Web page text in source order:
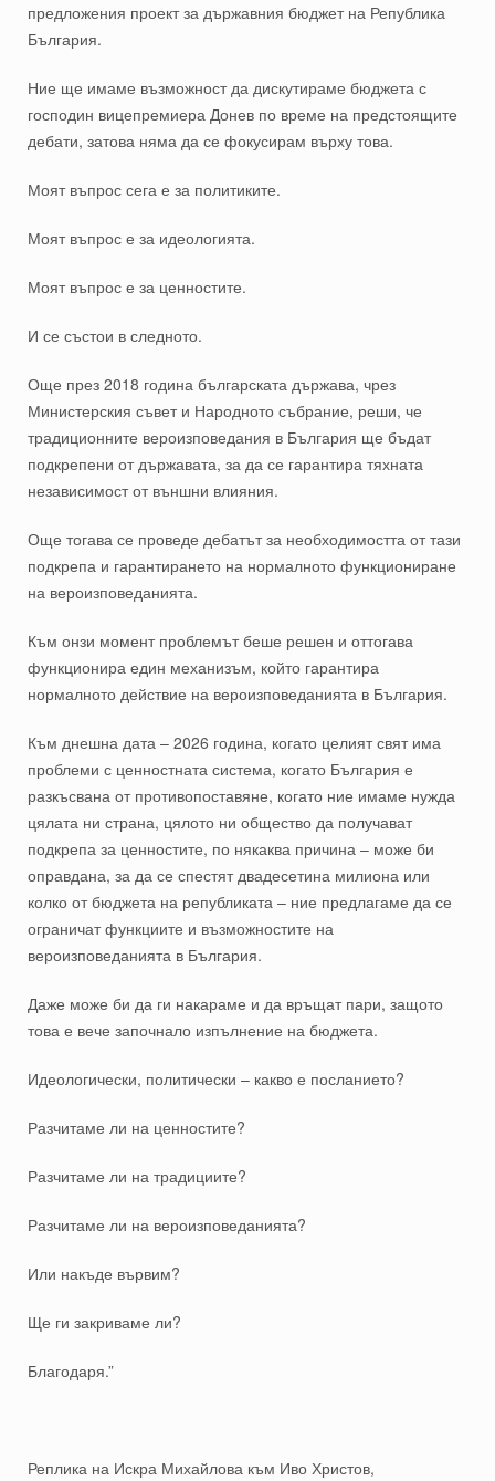
предложения проект за държавния бюджет на Република
България.
Ние ще имаме възможност да дискутираме бюджета с
господин вицепремиера Донев по време на предстоящите
дебати, затова няма да се фокусирам върху това.
Моят въпрос сега е за политиките.
Моят въпрос е за идеологията.
Моят въпрос е за ценностите.
И се състои в следното.
Още през 2018 година българската държава, чрез
Министерския съвет и Народното събрание, реши, че
традиционните вероизповедания в България ще бъдат
подкрепени от държавата, за да се гарантира тяхната
независимост от външни влияния.
Още тогава се проведе дебатът за необходимостта от тази
подкрепа и гарантирането на нормалното функциониране
на вероизповеданията.
Към онзи момент проблемът беше решен и оттогава
функционира един механизъм, който гарантира
нормалното действие на вероизповеданията в България.
Към днешна дата – 2026 година, когато целият свят има
проблеми с ценностната система, когато България е
разкъсвана от противопоставяне, когато ние имаме нужда
цялата ни страна, цялото ни общество да получават
подкрепа за ценностите, по някаква причина – може би
оправдана, за да се спестят двадесетина милиона или
колко от бюджета на републиката – ние предлагаме да се
ограничат функциите и възможностите на
вероизповеданията в България.
Даже може би да ги накараме и да връщат пари, защото
това е вече започнало изпълнение на бюджета.
Идеологически, политически – какво е посланието?
Разчитаме ли на ценностите?
Разчитаме ли на традициите?
Разчитаме ли на вероизповеданията?
Или накъде вървим?
Ще ги закриваме ли?
Благодаря.”
Реплика на Искра Михайлова към Иво Христов,